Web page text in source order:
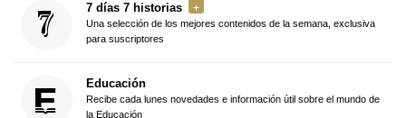
7 días 7 historias
Una selección de los mejores contenidos de la semana, exclusiva
para suscriptores
Educación
Recibe cada lunes novedades e información útil sobre el mundo de
la Educación